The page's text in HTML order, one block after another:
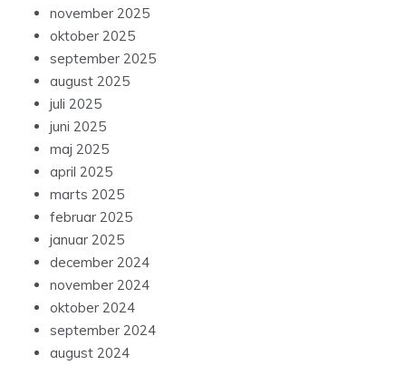
november 2025
oktober 2025
september 2025
august 2025
juli 2025
juni 2025
maj 2025
april 2025
marts 2025
februar 2025
januar 2025
december 2024
november 2024
oktober 2024
september 2024
august 2024